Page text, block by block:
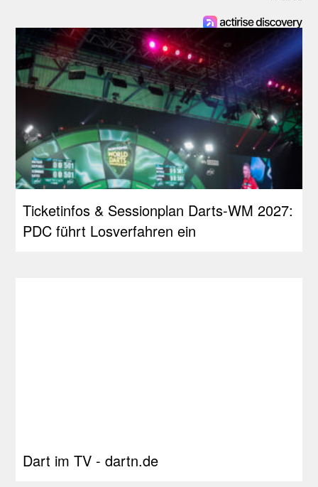
Ticketinfos & Sessionplan Darts-WM 2027:
PDC führt Losverfahren ein
Dart im TV - dartn.de